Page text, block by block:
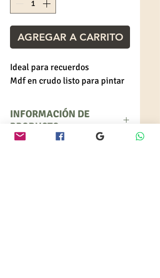
AGREGAR A CARRITO
Ideal para recuerdos
Mdf en crudo listo para pintar
INFORMACIÓN DE
PRODUCTO